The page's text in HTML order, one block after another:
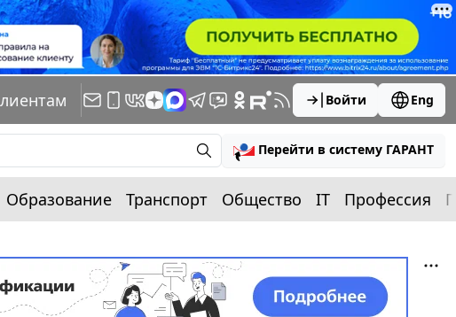
Войти Eng
Перейти в систему ГАРАНТ
Образование Транспорт Общество IT Профессия